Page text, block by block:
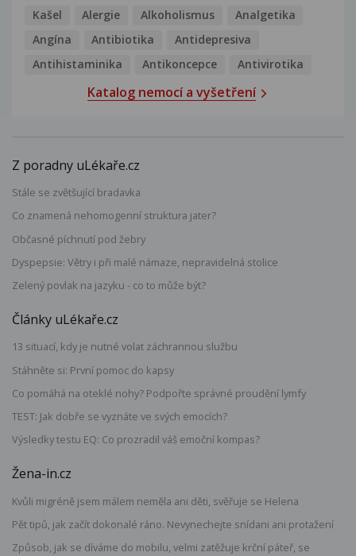
Kašel Alergie Alkoholismus
Analgetika
Angína
Antibiotika
Antidepresiva
Antihistaminika
Antikoncepce Antivirotika
Katalog nemocí a vyšetření
Z poradny uLékaře.cz
Stále se zvětšující bradavka
Co znamená nehomogenní struktura jater?
Občasné píchnutí pod žebry
Dyspepsie: Větry i při malé námaze, nepravidelná stolice
Zelený povlak na jazyku - co to může být?
Články uLékaře.cz
13 situací, kdy je nutné volat záchrannou službu
Stáhněte si: První pomoc do kapsy
Co pomáhá na oteklé nohy? Podpořte správné proudění lymfy
TEST: Jak dobře se vyznáte ve svých emocích?
Výsledky testu EQ: Co prozradil váš emoční kompas?
Žena-in.cz
Kvůli migréně jsem málem neměla ani děti, svěřuje se Helena
Pět tipů, jak začít dokonalé ráno. Nevynechejte snídani ani protažení
Způsob, jak se díváme do mobilu, velmi zatěžuje krční páteř, se